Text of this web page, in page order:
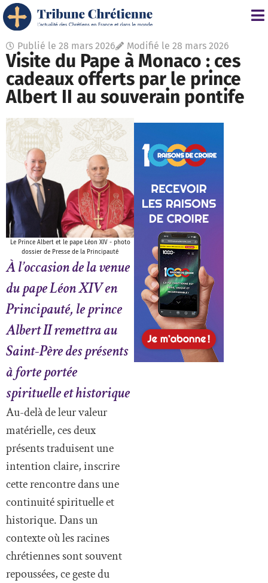
Publié le 28 mars 2026 Modifié le 28 mars 2026
Visite du Pape à Monaco : ces
cadeaux offerts par le prince
Albert II au souverain pontife
Le Prince Albert et le pape Léon XIV - photo
dossier de Presse de la Principauté
À l’occasion de la venue
du pape Léon XIV en
Principauté, le prince
Albert II remettra au
Saint-Père des présents
à forte portée
spirituelle et historique
Au-delà de leur valeur
matérielle, ces deux
présents traduisent une
intention claire, inscrire
cette rencontre dans une
continuité spirituelle et
historique. Dans un
contexte où les racines
chrétiennes sont souvent
repoussées, ce geste du